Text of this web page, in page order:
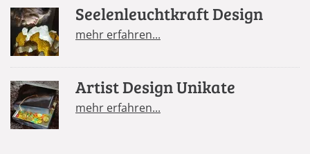
Seelenleuchtkraft Design
mehr erfahren...
Artist Design Unikate
mehr erfahren...